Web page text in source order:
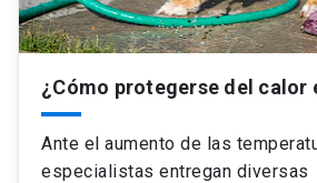
¿Cómo protegerse del calor
Ante el aumento de las
especialistas entregan diversas